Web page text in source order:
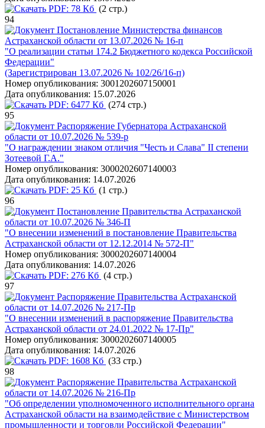
PDF: 78 Кб (2 стр.)
94
Постановление Министерства финансов
Астраханской области от 13.07.2026 № 16-п
"О реализации статьи 174.2 Бюджетного кодекса Российской
Федерации"
(Зарегистрирован 13.07.2026 № 102/26/16-п)
Номер опубликования: 3001202607150001
Дата опубликования: 15.07.2026
PDF: 6477 Кб (274 стр.)
95
Распоряжение Губернатора Астраханской
области от 10.07.2026 № 539-р
"О награждении знаком отличия "Честь и Слава" II степени
Зотеевой Г.А."
Номер опубликования: 3000202607140003
Дата опубликования: 14.07.2026
PDF: 25 Кб (1 стр.)
96
Постановление Правительства Астраханской
области от 10.07.2026 № 346-П
"О внесении изменений в постановление Правительства
Астраханской области от 12.12.2014 № 572-П"
Номер опубликования: 3000202607140004
Дата опубликования: 14.07.2026
PDF: 276 Кб (4 стр.)
97
Распоряжение Правительства Астраханской
области от 14.07.2026 № 217-Пр
"О внесении изменений в распоряжение Правительства
Астраханской области от 24.01.2022 № 17-Пр"
Номер опубликования: 3000202607140005
Дата опубликования: 14.07.2026
PDF: 1608 Кб (33 стр.)
98
Распоряжение Правительства Астраханской
области от 14.07.2026 № 216-Пр
"Об определении уполномоченного исполнительного органа
Астраханской области на взаимодействие с Министерством
промышленности и торговли Российской Федерации"